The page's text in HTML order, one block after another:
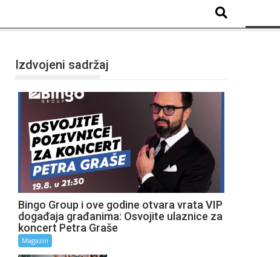
Izdvojeni sadržaj
Bingo Group i ove godine otvara vrata VIP
događaja građanima: Osvojite ulaznice za
koncert Petra Graše
Magazin